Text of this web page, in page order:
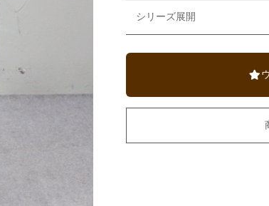
シリーズ展開